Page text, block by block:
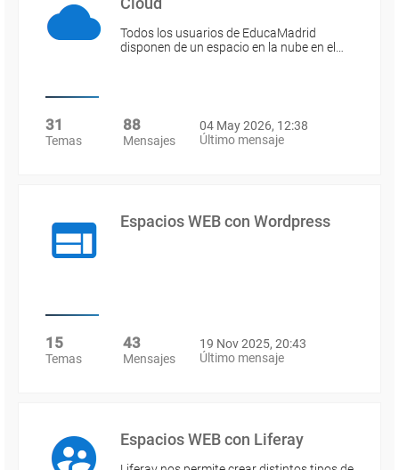
Todos los usuarios de EducaMadrid
disponen de un espacio en la nube en el…
31
Temas
88
Mensajes
04 May 2026, 12:38
Último mensaje
Espacios WEB con Wordpress
15
Temas
43
Mensajes
19 Nov 2025, 20:43
Último mensaje
Espacios WEB con Liferay